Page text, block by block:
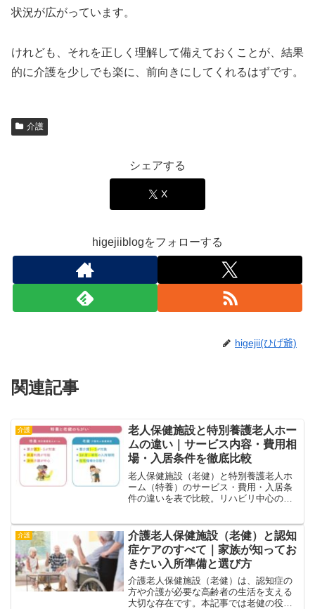
状況が広がっています。
けれども、それを正しく理解して備えておくことが、結果
的に介護を少しでも楽に、前向きにしてくれるはずです。
介護
シェアする
X
higejiiblogをフォローする
higejii(ひげ爺)
関連記事
介護
老人保健施設と特別養護老人ホー
ムの違い｜サービス内容・費用相
場・入居条件を徹底比較
老人保健施設（老健）と特別養護老人ホ
ーム（特養）のサービス・費用・入居条
件の違いを表で比較。リハビリ中心の老
ぶポイントも。
介護
介護老人保健施設（老健）と認知
症ケアのすべて｜家族が知ってお
きたい入所準備と選び方
介護老人保健施設（老健）は、認知症の
方や介護が必要な高齢者の生活を支える
大切な存在です。本記事では老健の役